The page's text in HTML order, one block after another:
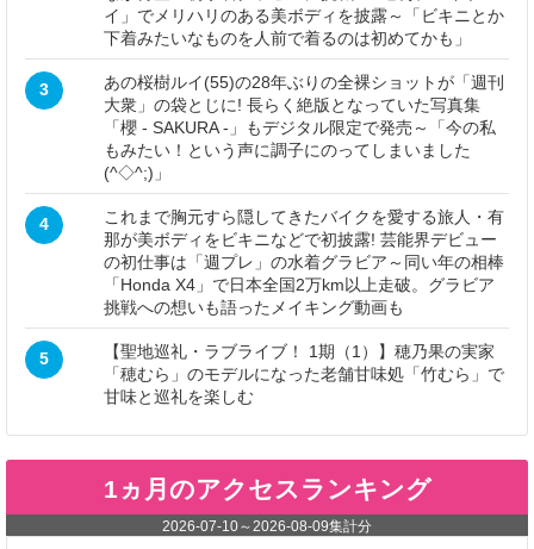
イ」でメリハリのある美ボディを披露～「ビキニとか
下着みたいなものを人前で着るのは初めてかも」
3
あの桜樹ルイ(55)の28年ぶりの全裸ショットが「週刊
大衆」の袋とじに! 長らく絶版となっていた写真集
「櫻 - SAKURA -」もデジタル限定で発売～「今の私
もみたい！という声に調子にのってしまいました
(^◇^;)」
4
これまで胸元すら隠してきたバイクを愛する旅人・有
那が美ボディをビキニなどで初披露! 芸能界デビュー
の初仕事は「週プレ」の水着グラビア～同い年の相棒
「Honda X4」で日本全国2万km以上走破。グラビア
挑戦への想いも語ったメイキング動画も
5
【聖地巡礼・ラブライブ！ 1期（1）】穂乃果の実家
「穂むら」のモデルになった老舗甘味処「竹むら」で
甘味と巡礼を楽しむ
1ヵ月のアクセスランキング
2026-07-10～2026-08-09集計分